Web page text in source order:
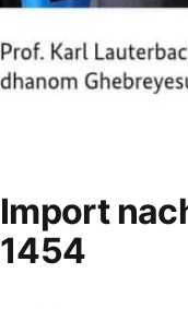
Import
1454